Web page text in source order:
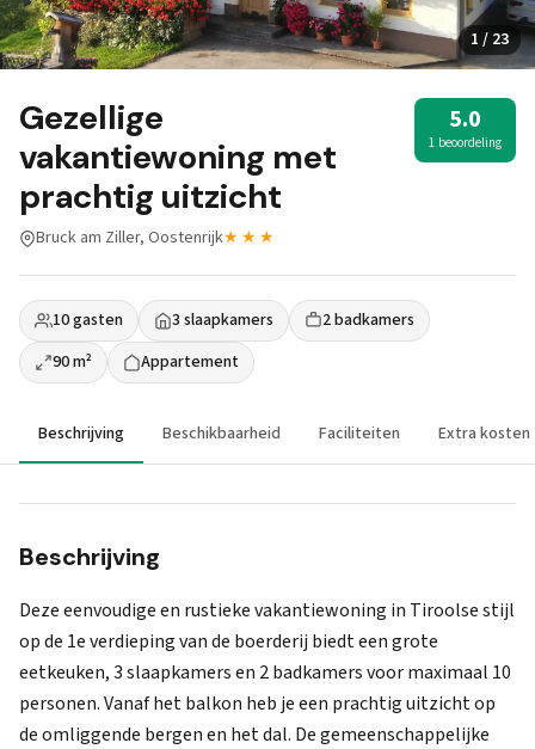
1 / 23
Gezellige
vakantiewoning met
prachtig uitzicht
5.0
1 beoordeling
Bruck am Ziller, Oostenrijk★★★
10 gasten 3 slaapkamers
2 badkamers
90 m²
Appartement
Beschrijving Beschikbaarheid Faciliteiten Extra kosten
Beschrijving
Deze eenvoudige en rustieke vakantiewoning in Tiroolse stijl
op de 1e verdieping van de boerderij biedt een grote
eetkeuken, 3 slaapkamers en 2 badkamers voor maximaal 10
personen. Vanaf het balkon heb je een prachtig uitzicht op
de omliggende bergen en het dal. De gemeenschappelijke